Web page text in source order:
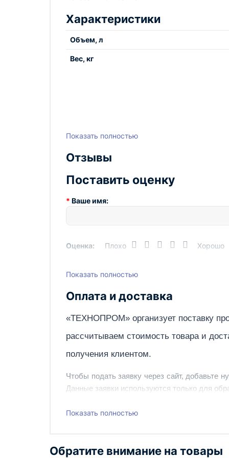
перед каждым доением, чтобы обеспечить
обеспечьте своим животным безопасные
Характеристики
Объем, л
Вес, кг
Показать полностью
Отзывы
Поставить оценку
Ваше имя:
Оценка: Плохо Хорошо
Написать отзыв
Показать полностью
Оплата и доставка
«ТЕХНОПРОМ» организует поставку
рассчитываем стоимость товара и
получения клиентом.
Чтобы подать заявку через сайт, добавьте
Данные заявки используются только для
Наш сотрудник свяжется с вами, чтобы
Показать полностью
Обратите внимание на товары